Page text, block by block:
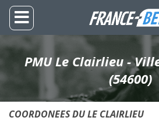
PMU Le Clairlieu -
(54600)
COORDONEES DU LE CLAIRLIEU